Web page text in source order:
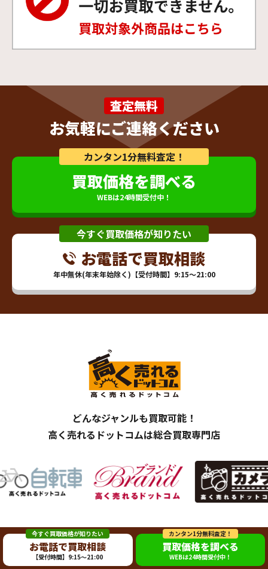
今すぐ買取価格が知りたい
お電話で買取相談
【受付時間】9:15～21:00
カンタン1分無料査定！
買取価格を調べる
WEBは24時間受付中！
査定無料
お気軽にご連絡ください
カンタン1分無料査定！
買取価格を調べる
WEBは24時間受付中！
今すぐ買取価格が知りたい
お電話で買取相談
年中無休(年末年始除く)【受付時間】9:15～21:00
どんなジャンルも買取可能！
高く売れるドットコムは総合買取専門店